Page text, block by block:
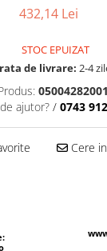
432,14 Lei
STOC EPUIZAT
de livrare: 2-4
05004282001
ajutor? / 0743
Cere